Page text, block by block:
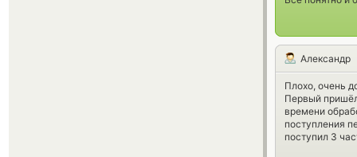
Александр
Плохо, очень
Первый
времени
поступления
поступил 3